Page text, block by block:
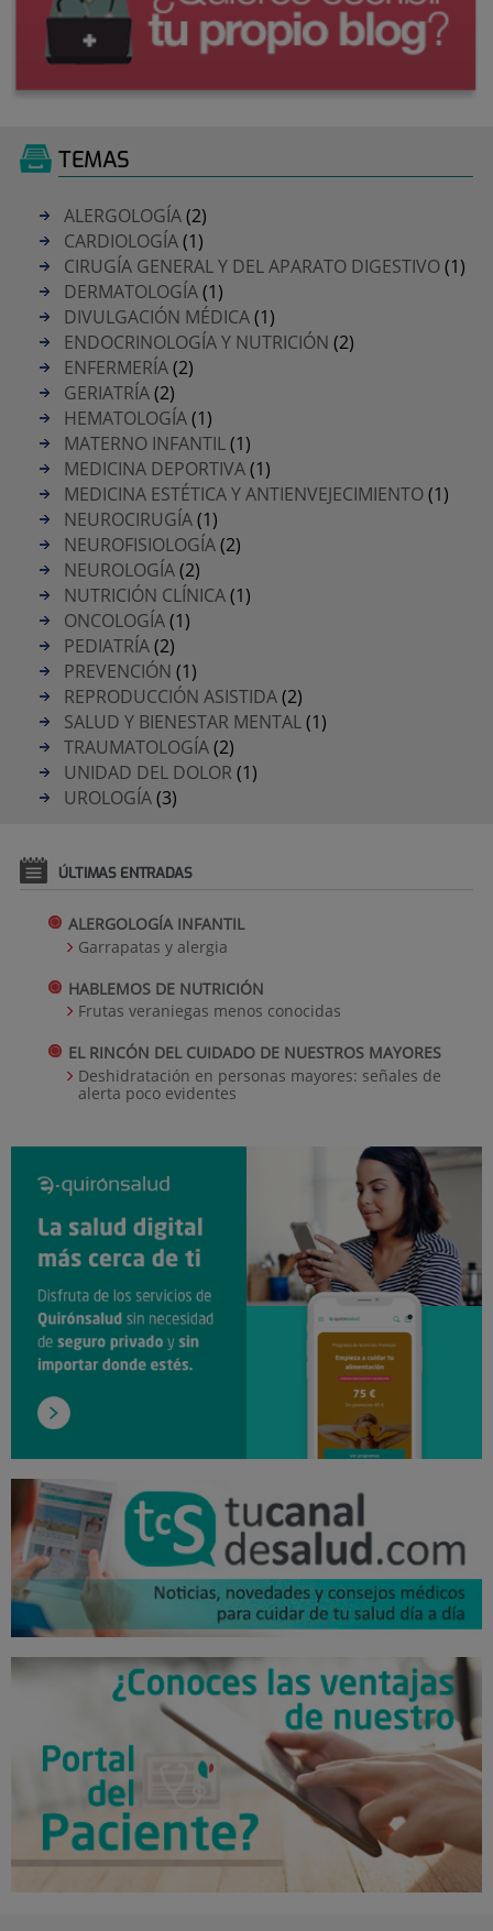
TEMAS
ALERGOLOGÍA(2)
CARDIOLOGÍA(1)
CIRUGÍA GENERAL Y DEL APARATO DIGESTIVO(1)
DERMATOLOGÍA(1)
DIVULGACIÓN MÉDICA(1)
ENDOCRINOLOGÍA Y NUTRICIÓN (2)
ENFERMERÍA(2)
GERIATRÍA(2)
HEMATOLOGÍA(1)
MATERNO INFANTIL(1)
MEDICINA DEPORTIVA(1)
MEDICINA ESTÉTICA Y ANTIENVEJECIMIENTO(1)
NEUROCIRUGÍA(1)
NEUROFISIOLOGÍA(2)
NEUROLOGÍA(2)
NUTRICIÓN CLÍNICA(1)
ONCOLOGÍA(1)
PEDIATRÍA(2)
PREVENCIÓN (1)
REPRODUCCIÓN ASISTIDA(2)
SALUD Y BIENESTAR MENTAL(1)
TRAUMATOLOGÍA(2)
UNIDAD DEL DOLOR(1)
UROLOGÍA(3)
ÚLTIMAS ENTRADAS
ALERGOLOGÍA INFANTIL
Garrapatas y alergia
HABLEMOS DE NUTRICIÓN
Frutas veraniegas menos conocidas
EL RINCÓN DEL CUIDADO DE NUESTROS MAYORES
Deshidratación en personas mayores: señales de
alerta poco evidentes